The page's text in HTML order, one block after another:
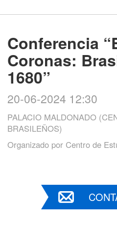
Conferencia
Coronas:
1680”
20-06-2024 12:30
PALACIO MALDONADO
BRASILEÑOS)
Organizado por Centro de